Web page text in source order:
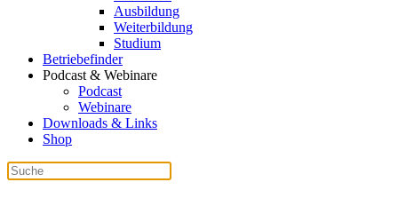
Ausbildung
Weiterbildung
Studium
Betriebefinder
Podcast & Webinare
Podcast
Webinare
Downloads & Links
Shop